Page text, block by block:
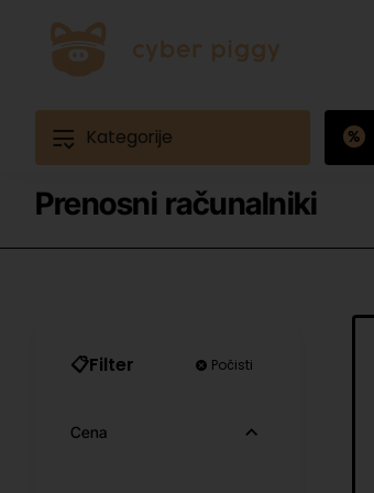
Kategorije
Prenosni računalniki
📋Filter Počisti
Cena